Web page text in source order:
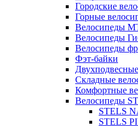
Городские
Горные
Велосипеды
Велосипеды
Велосипеды
Фэт-байки
Складные
Комфортные
Велосипеды
STELS
STELS